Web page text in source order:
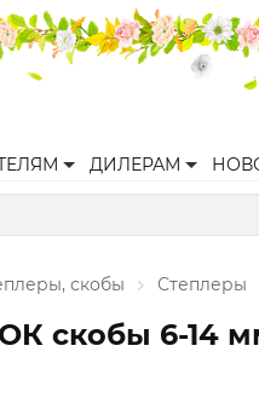
ДИЛЕРАМ
скобы Степлеры
скобы 6-14